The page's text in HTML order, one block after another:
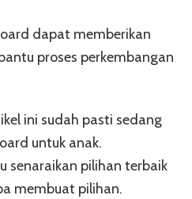
dapat memberikan
proses perkembangan
ini sudah pasti sedang
untuk anak.
senaraikan pilihan terbaik
membuat pilihan.